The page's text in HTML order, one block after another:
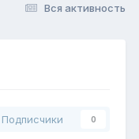
Вся активность
Подписчики 0